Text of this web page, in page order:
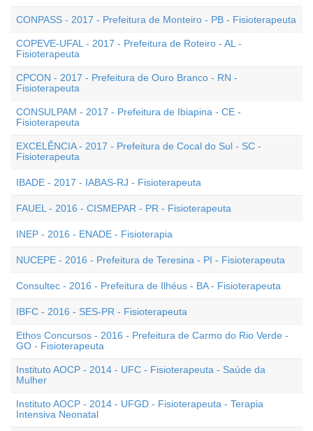
CONPASS - 2017 - Prefeitura de Monteiro - PB - Fisioterapeuta
COPEVE-UFAL - 2017 - Prefeitura de Roteiro - AL -
Fisioterapeuta
CPCON - 2017 - Prefeitura de Ouro Branco - RN -
Fisioterapeuta
CONSULPAM - 2017 - Prefeitura de Ibiapina - CE -
Fisioterapeuta
EXCELÊNCIA - 2017 - Prefeitura de Cocal do Sul - SC -
Fisioterapeuta
IBADE - 2017 - IABAS-RJ - Fisioterapeuta
FAUEL - 2016 - CISMEPAR - PR - Fisioterapeuta
INEP - 2016 - ENADE - Fisioterapia
NUCEPE - 2016 - Prefeitura de Teresina - PI - Fisioterapeuta
Consultec - 2016 - Prefeitura de Ilhéus - BA - Fisioterapeuta
IBFC - 2016 - SES-PR - Fisioterapeuta
Ethos Concursos - 2016 - Prefeitura de Carmo do Rio Verde -
GO - Fisioterapeuta
Instituto AOCP - 2014 - UFC - Fisioterapeuta - Saúde da
Mulher
Instituto AOCP - 2014 - UFGD - Fisioterapeuta - Terapia
Intensiva Neonatal